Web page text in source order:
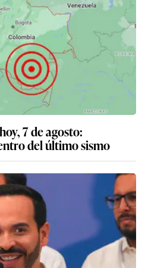
7 de agosto:
del último sismo